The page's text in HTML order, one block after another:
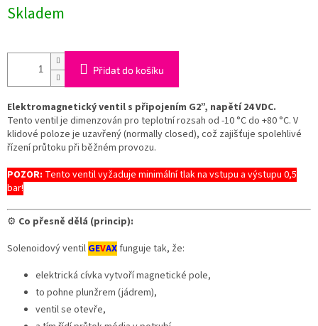
Skladem
Přidat do košíku
Elektromagnetický ventil s připojením G2”, napětí 24 VDC.
Tento ventil je dimenzován pro teplotní rozsah od -10 °C do +80 °C. V
klidové poloze je uzavřený (normally closed), což zajišťuje spolehlivé
řízení průtoku při běžném provozu.
POZOR: Tento ventil vyžaduje minimální tlak na vstupu a výstupu 0,5
bar!
⚙️ Co přesně dělá (princip):
Solenoidový ventil GEVAXfunguje tak, že:
elektrická cívka vytvoří magnetické pole,
to pohne plunžrem (jádrem),
ventil se otevře,